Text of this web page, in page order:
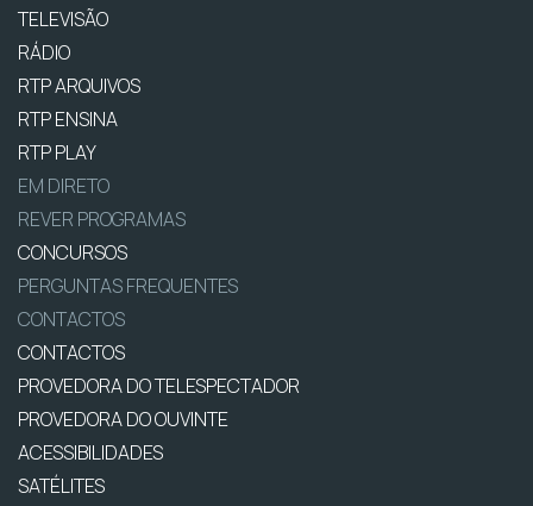
TELEVISÃO
RÁDIO
RTP ARQUIVOS
RTP ENSINA
RTP PLAY
EM DIRETO
REVER PROGRAMAS
CONCURSOS
PERGUNTAS FREQUENTES
CONTACTOS
CONTACTOS
PROVEDORA DO TELESPECTADOR
PROVEDORA DO OUVINTE
ACESSIBILIDADES
SATÉLITES